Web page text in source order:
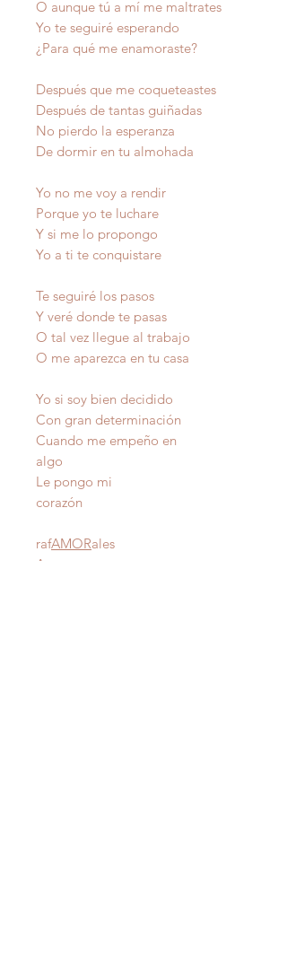
O aunque tú a mí me maltrates
Yo te seguiré esperando
¿Para qué me enamoraste?
Después que me coqueteastes
Después de tantas guiñadas
No pierdo la esperanza
De dormir en tu almohada
Yo no me voy a rendir
Porque yo te luchare
Y si me lo propongo
Yo a ti te conquistare
Te seguiré los pasos
Y veré donde te pasas
O tal vez llegue al trabajo
O me aparezca en tu casa
Yo si soy bien decidido
Con gran determinación
Cuando me empeño en
algo
Le pongo mi
corazón
rafAMORales
Autor